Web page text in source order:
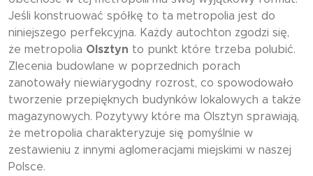
Jeśli konstruować spółkę to ta metropolia jest do
niniejszego perfekcyjna. Każdy autochton zgodzi się,
że metropolia Olsztyn to punkt które trzeba polubić.
Zlecenia budowlane w poprzednich porach
zanotowały niewiarygodny rozrost, co spowodowało
tworzenie przepięknych budynków lokalowych a także
magazynowych. Pozytywy które ma Olsztyn sprawiają,
że metropolia charakteryzuje się pomyślnie w
zestawieniu z innymi aglomeracjami miejskimi w naszej
Polsce.